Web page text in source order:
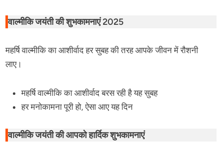
वाल्मीकि जयंती की शुभकामनाएं 2025
महर्षि वाल्मीकि का आशीर्वाद हर सुबह की तरह आपके जीवन में रौशनी
लाए।
महर्षि वाल्मीकि का आशीर्वाद बरस रही है यह सुबह
हर मनोकामना पूरी हो, ऐसा आए यह दिन
वाल्मीकि जयंती की आपको हार्दिक शुभकामनाएं